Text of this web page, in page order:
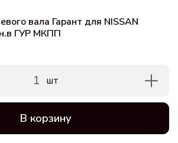
вала Гарант для NISSAN
ГУР МКПП
1 шт
В корзину